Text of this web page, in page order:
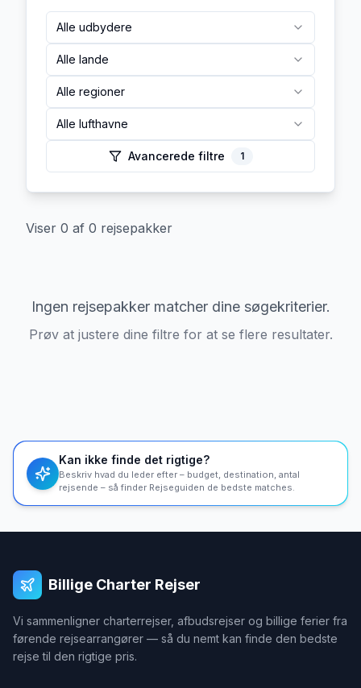
Alle udbydere
Alle lande
Alle regioner
Alle lufthavne
Avancerede filtre 1
Viser 0 af 0 rejsepakker
Ingen rejsepakker matcher dine søgekriterier.
Prøv at justere dine filtre for at se flere resultater.
Kan ikke finde det rigtige?
Beskriv hvad du leder efter – budget, destination, antal
rejsende – så finder Rejseguiden de bedste matches.
Billige Charter Rejser
Vi sammenligner charterrejser, afbudsrejser og billige ferier fra
førende rejsearrangører — så du nemt kan finde den bedste
rejse til den rigtige pris.